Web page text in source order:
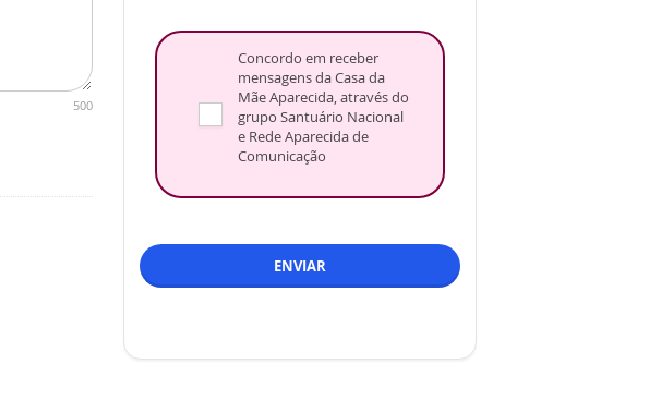
500
Concordo em receber
mensagens da Casa da
Mãe Aparecida, através do
grupo Santuário Nacional
e Rede Aparecida de
Comunicação
ENVIAR